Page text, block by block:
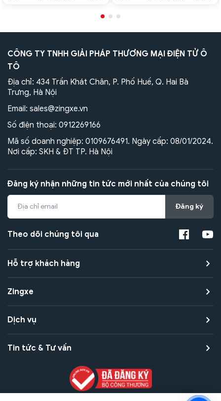
CÔNG TY TNHH GIẢI PHÁP THƯƠNG MẠI ĐIỆN TỬ Ô
TÔ
Địa chỉ: 434 Trần Khát Chân, P. Phố Huế, Q. Hai Bà
Trưng, Hà Nội
Email: sales@zingxe.vn
Số điện thoại: 0912269166
Mã số doanh nghiệp: 0109676491. Ngày cấp: 08/01/2024.
Nơi cấp: SKH & ĐT TP. Hà Nội
Đăng ký nhận những tin tức mới nhất của chúng tôi
Đăng ký
Theo dõi chúng tôi qua
Hỗ trợ khách hàng
Zingxe
Dịch vụ
Tin tức & Tư vấn